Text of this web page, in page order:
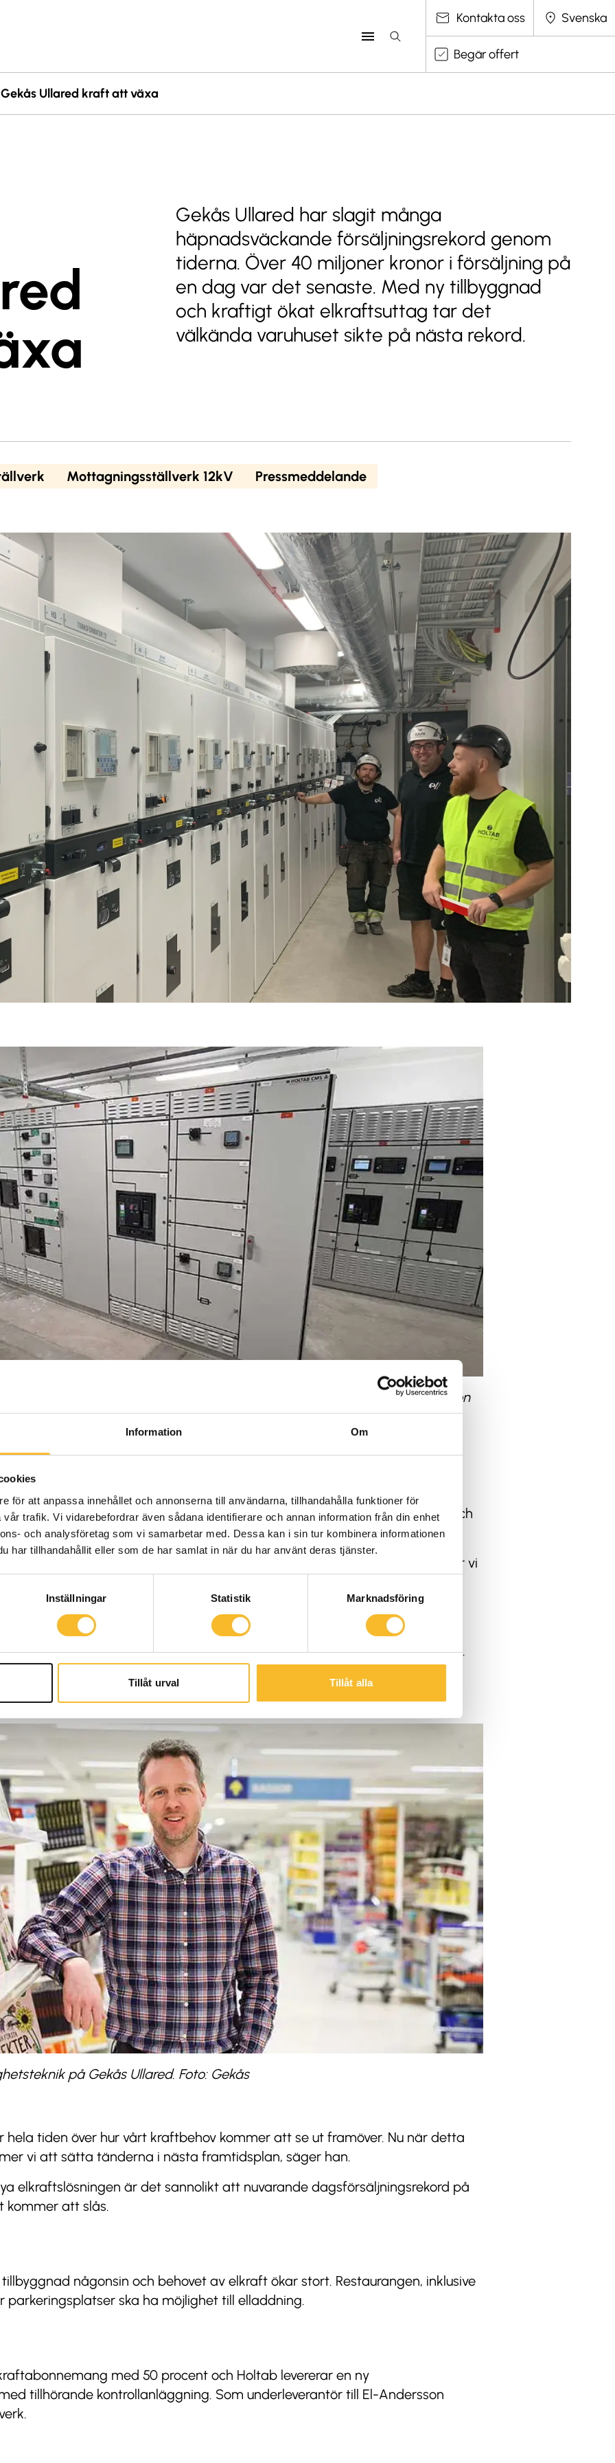
Information Om
för att anpassa innehållet och annonserna till användarna, tillhandahålla funktioner för
trafik. Vi vidarebefordrar även sådana identifierare och annan information från din enhet
och analysföretag som vi samarbetar med. Dessa kan i sin tur kombinera informationen
har tillhandahållit eller som de har samlat in när du har använt deras tjänster.
Inställningar Statistik Marknadsföring
Tillåt urval Tillåt alla
Kontakta oss
Välj språk
Begär offert
Ullared kraft att växa
Gekås Ullared har slagit många
häpnadsväckande försäljningsrekord genom
tiderna. Över 40 miljoner kronor i försäljning på
en dag var det senaste. Med ny tillbyggnad
och kraftigt ökat elkraftsuttag tar det
välkända varuhuset sikte på nästa rekord.
Mottagningsställverk 12kV Pressmeddelande
med 50 procent. Holtab levererar en ny mottagningsstation
Dessutom levereras fem lågspänningsställverk.
att se annorlunda ut än de äldre delarna. Belysningen har förbättrats och
lampor.
och lättare kunna ändra belysning beroende på vilken säsong det är. Får vi
släckas ned något alls, tidigare så slocknade två av tre lampor, säger
är ventilationen. Den nya klimatanläggningen kommer att vara en stor
av el. På parkeringen sker stora förändringar med ökad elektrifiering.
ladda sin elbil kommer att fördubblas.
på Gekås Ullared. Foto: Gekås
hela tiden över hur vårt kraftbehov kommer att se ut framöver. Nu när detta
vi att sätta tänderna i nästa framtidsplan, säger han.
elkraftslösningen är det sannolikt att nuvarande dagsförsäljningsrekord på
kommer att slås.
någonsin och behovet av elkraft ökar stort. Restaurangen, inklusive
parkeringsplatser ska ha möjlighet till elladdning.
med 50 procent och Holtab levererar en ny
tillhörande kontrollanläggning. Som underleverantör till El-Andersson